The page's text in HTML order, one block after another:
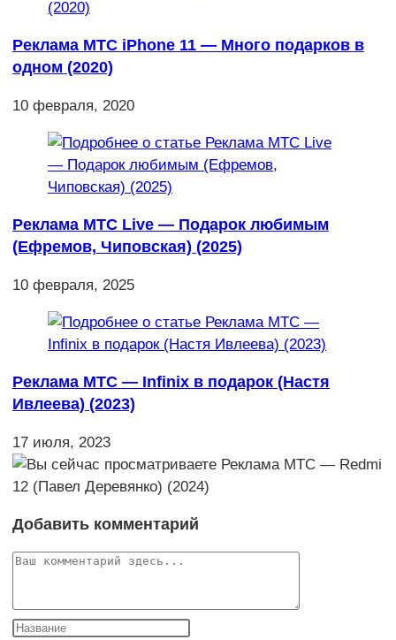
Реклама МТС iPhone 11 — Много подарков в
одном (2020)
10 февраля, 2020
Реклама МТС Live — Подарок любимым
(Ефремов, Чиповская) (2025)
10 февраля, 2025
Реклама МТС — Infinix в подарок (Настя
Ивлеева) (2023)
17 июля, 2023
Добавить комментарий
Комментарий